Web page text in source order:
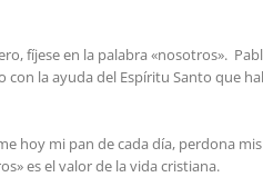
fíjese en la palabra «nosotros».
con la ayuda del Espíritu Santo que
hoy mi pan de cada día, perdona mis
es el valor de la vida cristiana.